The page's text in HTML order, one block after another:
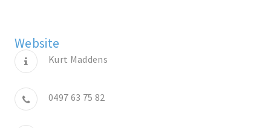
Website
Kurt Maddens
0497 63 75 82